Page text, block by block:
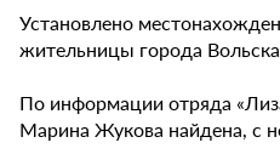
Установлено
жительницы города
По информации отряда
Марина Жукова найдена, с